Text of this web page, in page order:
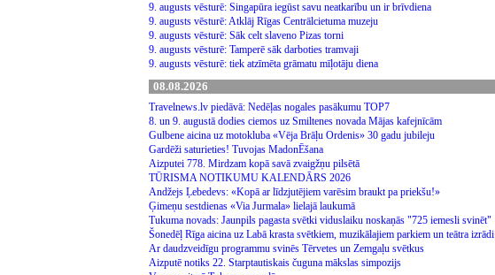
9. augusts vēsturē: Singapūra iegūst savu neatkarību un ir brīvdiena
9. augusts vēsturē: Atklāj Rīgas Centrālcietuma muzeju
9. augusts vēsturē: Sāk celt slaveno Pizas torni
9. augusts vēsturē: Tamperē sāk darboties tramvaji
9. augusts vēsturē: tiek atzīmēta grāmatu mīļotāju diena
08.08.2026
Travelnews.lv piedāvā: Nedēļas nogales pasākumu TOP7
8. un 9. augustā dodies ciemos uz Smiltenes novada Mājas kafejnīcām
Gulbene aicina uz motokluba «Vēja Brāļu Ordenis» 30 gadu jubileju
Gardēži saturieties! Tuvojas MadonĒšana
Aizputei 778. Mirdzam kopā savā zvaigžņu pilsētā
TŪRISMA NOTIKUMU KALENDĀRS 2026
Andžejs Ļebedevs: «Kopā ar līdzjutējiem varēsim braukt pa priekšu!»
Ģimeņu sestdienas «Via Jurmala» lielajā laukumā
Tukuma novads: Jaunpils pagasta svētki viduslaiku noskaņās "725 iemesli svinēt"
Šonedēļ Rīga aicina uz Labā krasta svētkiem, muzikālajiem parkiem un teātra izrādi
Ar daudzveidīgu programmu svinēs Tērvetes un Zemgaļu svētkus
Aizputē notiks 22. Starptautiskais čuguna mākslas simpozijs